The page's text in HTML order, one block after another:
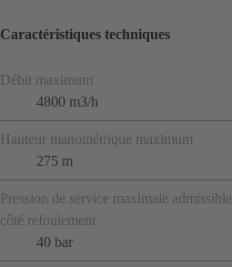
Caractéristiques techniques
Débit maximum
4800 m3/h
Hauteur manométrique maximum
275 m
Pression de service maximale admissible
côté refoulement
40 bar